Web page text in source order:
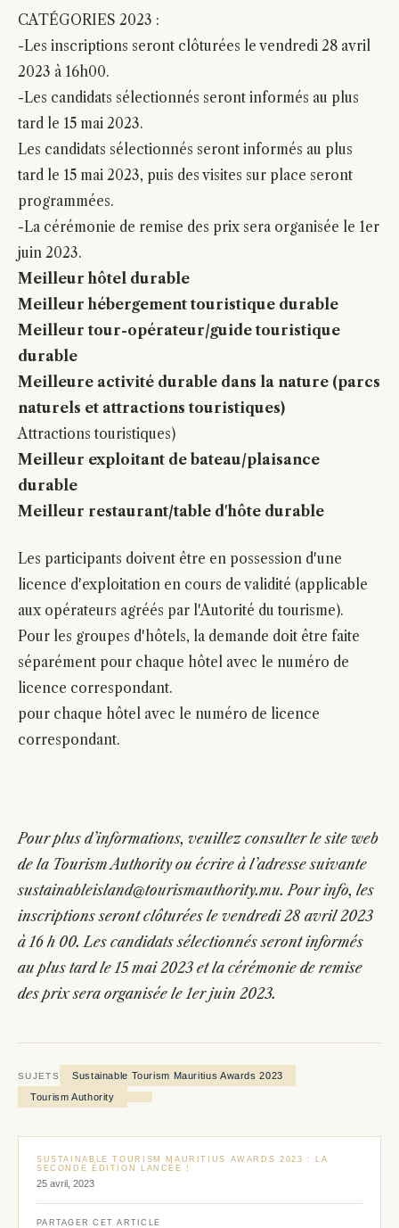
CATÉGORIES 2023 :
-Les inscriptions seront clôturées le vendredi 28 avril
2023 à 16h00.
-Les candidats sélectionnés seront informés au plus
tard le 15 mai 2023.
Les candidats sélectionnés seront informés au plus
tard le 15 mai 2023, puis des visites sur place seront
programmées.
-La cérémonie de remise des prix sera organisée le 1er
juin 2023.
Meilleur hôtel durable
Meilleur hébergement touristique durable
Meilleur tour-opérateur/guide touristique
durable
Meilleure activité durable dans la nature (parcs
naturels et attractions touristiques)
Attractions touristiques)
Meilleur exploitant de bateau/plaisance
durable
Meilleur restaurant/table d'hôte durable
Les participants doivent être en possession d'une
licence d'exploitation en cours de validité (applicable
aux opérateurs agréés par l'Autorité du tourisme).
Pour les groupes d'hôtels, la demande doit être faite
séparément pour chaque hôtel avec le numéro de
licence correspondant.
pour chaque hôtel avec le numéro de licence
correspondant.
Pour plus d’informations, veuillez consulter le site web
de la Tourism Authority ou écrire à l’adresse suivante
sustainableisland@tourismauthority.mu. Pour info, les
inscriptions seront clôturées le vendredi 28 avril 2023
à 16 h 00. Les candidats sélectionnés seront informés
au plus tard le 15 mai 2023 et la cérémonie de remise
des prix sera organisée le 1er juin 2023.
SUJETS
Sustainable Tourism Mauritius Awards 2023
Tourism Authority
SUSTAINABLE TOURISM MAURITIUS AWARDS 2023 : LA
SECONDE ÉDITION LANCÉE !
25 avril, 2023
PARTAGER CET ARTICLE